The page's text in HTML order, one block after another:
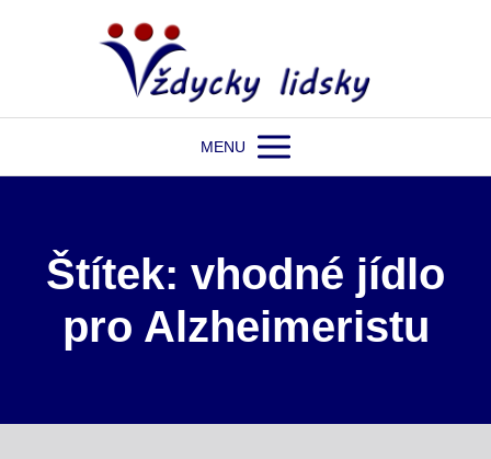
MENU
Štítek: vhodné jídlo
pro Alzheimeristu